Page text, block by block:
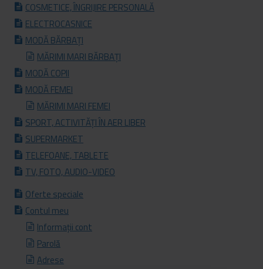
COSMETICE, ÎNGRIJIRE PERSONALĂ
ELECTROCASNICE
MODĂ BĂRBAȚI
MĂRIMI MARI BĂRBAȚI
MODĂ COPII
MODĂ FEMEI
MĂRIMI MARI FEMEI
SPORT, ACTIVITĂȚI ÎN AER LIBER
SUPERMARKET
TELEFOANE, TABLETE
TV, FOTO, AUDIO-VIDEO
Oferte speciale
Contul meu
Informații cont
Parolă
Adrese